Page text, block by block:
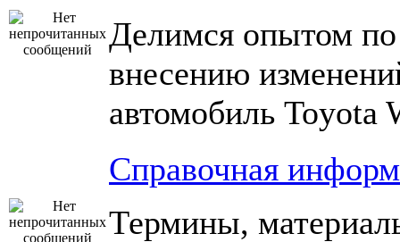
Делимся опытом по
внесению
автомобиль Toyota
Справочная
Термины,